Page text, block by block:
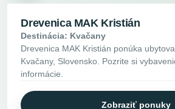
Drevenica MAK Kristián
Destinácia: Kvačany
Drevenica MAK Kristián ponúka
Kvačany, Slovensko. Pozrite si
informácie.
Zobraziť ponuky